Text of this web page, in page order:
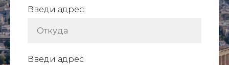
Введи адрес
Введи адрес